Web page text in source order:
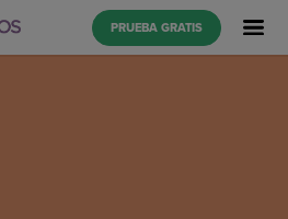
PRUEBA GRATIS